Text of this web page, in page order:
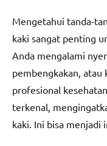
Mengetahui tanda-
kaki sangat penting
Anda mengalami
pembengkakan,
profesional
terkenal,
kaki. Ini bisa menjadi